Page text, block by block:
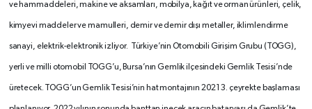
ve hammaddeleri, makine ve aksamları, mobilya, kağıt ve orman ürünleri, çelik,
kimyevi maddeler ve mamulleri, demir ve demir dışı metaller, iklimlendirme
sanayi, elektrik-elektronik izliyor. Türkiye’nin Otomobili Girişim Grubu (TOGG),
yerli ve milli otomobil TOGG’u, Bursa’nın Gemlik ilçesindeki Gemlik Tesisi’nde
üretecek. TOGG’un Gemlik Tesisi’nin hat montajının 2021 3. çeyrekte başlaması